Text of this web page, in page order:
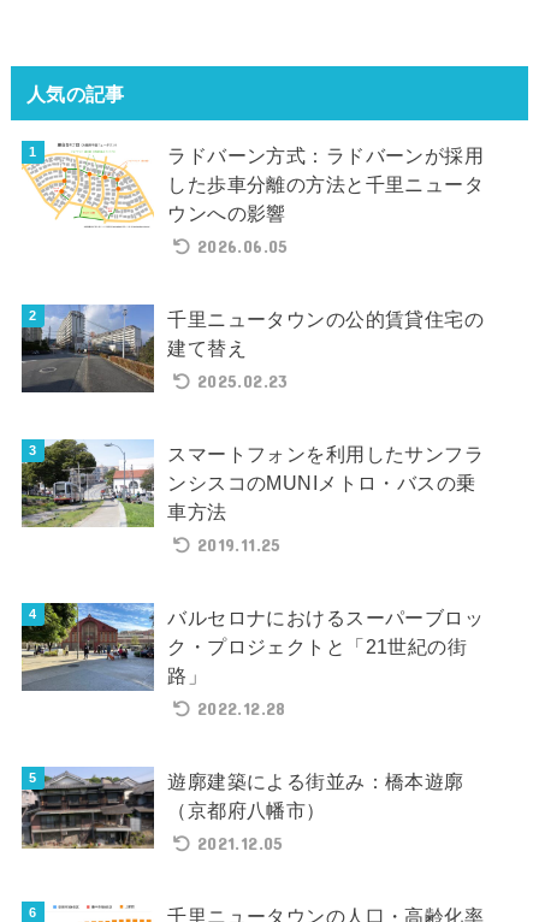
人気の記事
ラドバーン方式：ラドバーンが採用
した歩車分離の方法と千里ニュータ
ウンへの影響
2026.06.05
千里ニュータウンの公的賃貸住宅の
建て替え
2025.02.23
スマートフォンを利用したサンフラ
ンシスコのMUNIメトロ・バスの乗
車方法
2019.11.25
バルセロナにおけるスーパーブロッ
ク・プロジェクトと「21世紀の街
路」
2022.12.28
遊廓建築による街並み：橋本遊廓
（京都府八幡市）
2021.12.05
千里ニュータウンの人口・高齢化率